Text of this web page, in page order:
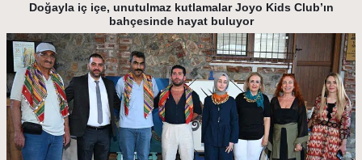
Doğayla iç içe, unutulmaz kutlamalar Joyo Kids Club’ın
bahçesinde hayat buluyor